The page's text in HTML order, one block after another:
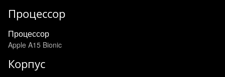
Процессор
Процессор
Apple A15 Bionic
Корпус